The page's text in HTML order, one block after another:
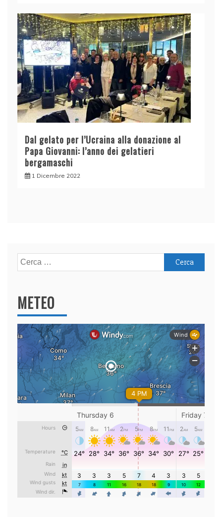
Dal gelato per l’Ucraina alla donazione al
Papa Giovanni: l’anno dei gelatieri
bergamaschi
1 Dicembre 2022
Ricerca
per:
METEO